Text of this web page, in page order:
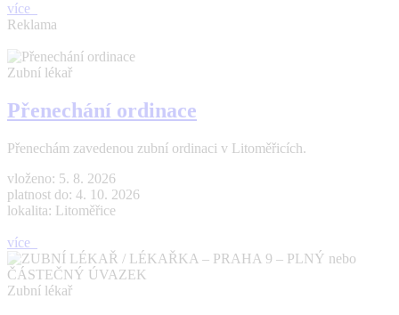
více
Reklama
Zubní lékař
Přenechání ordinace
Přenechám zavedenou zubní ordinaci v Litoměřicích.
vloženo: 5. 8. 2026
platnost do: 4. 10. 2026
lokalita: Litoměřice
více
Zubní lékař